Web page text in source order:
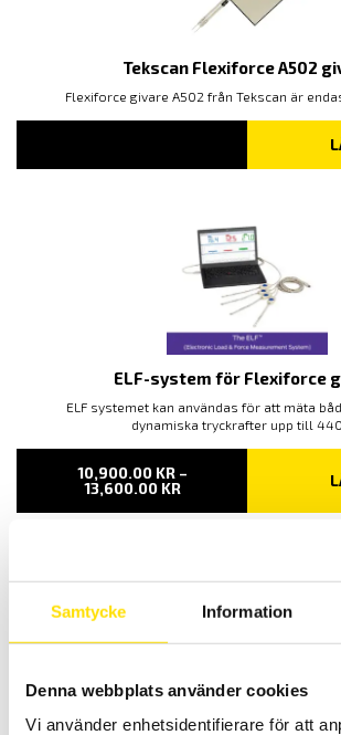
Samtycke Information
Denna webbplats använder cookies
Vi använder enhetsidentifierare för att
Tekscan Flexiforce A502
Flexiforce givare A502 från Tekscan är
ELF-system för Flexiforce
ELF systemet kan användas för att mäta
dynamiska tryckrafter upp till
10,900.00 KR –
13,600.00 KRPRISINTERVALL:
TILL
Tekscan I-scan